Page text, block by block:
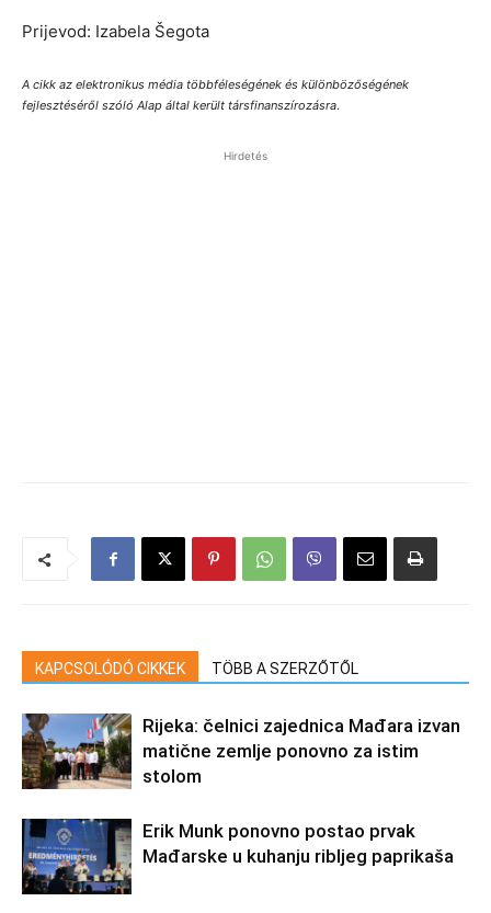
Prijevod: Izabela Šegota
A cikk az elektronikus média többféleségének és különbözőségének
fejlesztéséről szóló Alap által került társfinanszírozásra.
Hirdetés
KAPCSOLÓDÓ CIKKEK TÖBB A SZERZŐTŐL
Rijeka: čelnici zajednica Mađara izvan
matične zemlje ponovno za istim
stolom
Erik Munk ponovno postao prvak
Mađarske u kuhanju ribljeg paprikaša